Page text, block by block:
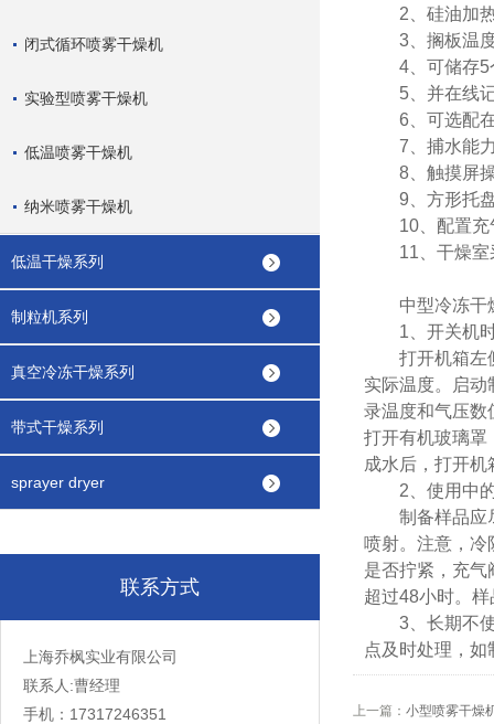
闭式循环喷雾干燥机
实验型喷雾干燥机
低温喷雾干燥机
纳米喷雾干燥机
低温干燥系列
制粒机系列
真空冷冻干燥系列
带式干燥系列
sprayer dryer
联系方式
上海乔枫实业有限公司
联系人:曹经理
手机：17317246351
2、硅油加热
3、搁板温度
4、可储存5个
5、并在线记
6、可选配在
7、捕水能力
8、触摸屏操
9、方形托盘
10、配置充
11、干燥室采
中型冷冻干燥
1、开关机时
打开机箱左侧
实际温度。启
录温度和气压数
打开有机玻璃罩
成水后，打开
2、使用中的
制备样品应尽
喷射。注意，
是否拧紧，充
超过48小时。
3、长期不使
点及时处理，
上一篇： 小型喷雾干燥